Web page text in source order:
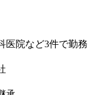
医院など3件で勤務